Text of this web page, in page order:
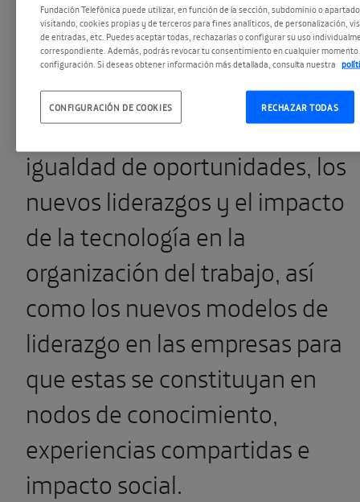
nuevas oportunidades para
resolver temas acuciantes
el desarrollo de modelos más
sostenibles, la conciliación y la
igualdad de oportunidades, los
nuevos liderazgos y el impacto
de la tecnología en la
organización del trabajo, así
como los nuevos modelos de
liderazgo en las empresas para
que estas se constituyan en
nodos de conocimiento,
experiencias compartidas e
impacto social.
Fundación Telefónica puede utilizar, en función de la sección, subdominio o
visitando, cookies propias y de terceros para fines analíticos, de personalización,
de entradas, etc. Puedes aceptar todas, rechazarlas o configurar su uso
correspondiente. Además, podrás revocar tu consentimiento en cualquier momento
configuración. Si deseas obtener información más detallada, consulta nuestra
RECHAZAR TODAS
CONFIGURACIÓN DE COOKIES